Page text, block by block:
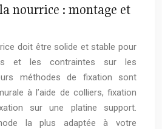
nourrice : montage et
doit être solide et stable pour
et les contraintes sur les
méthodes de fixation sont
à l’aide de colliers, fixation
sur une platine support.
la plus adaptée à votre